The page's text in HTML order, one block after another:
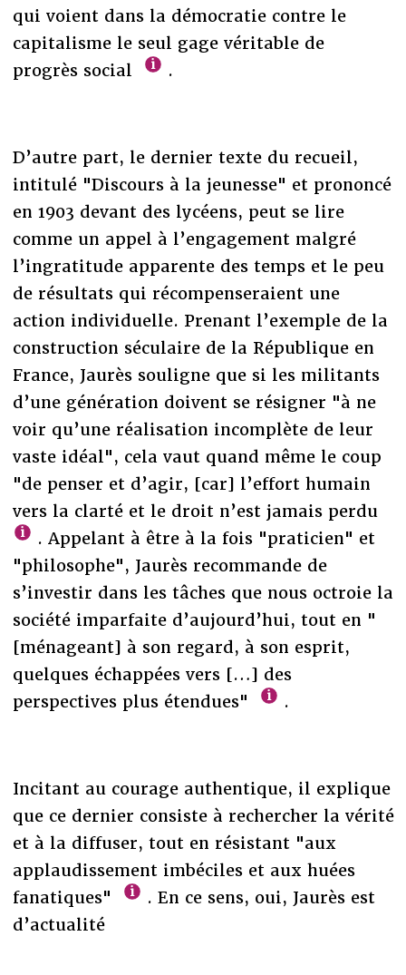
qui voient dans la démocratie contre le
capitalisme le seul gage véritable de
progrès social
.
D’autre part, le dernier texte du recueil,
intitulé "Discours à la jeunesse" et prononcé
en 1903 devant des lycéens, peut se lire
comme un appel à l’engagement malgré
l’ingratitude apparente des temps et le peu
de résultats qui récompenseraient une
action individuelle. Prenant l’exemple de la
construction séculaire de la République en
France, Jaurès souligne que si les militants
d’une génération doivent se résigner "à ne
voir qu’une réalisation incomplète de leur
vaste idéal", cela vaut quand même le coup
"de penser et d’agir, [car] l’effort humain
vers la clarté et le droit n’est jamais perdu
. Appelant à être à la fois "praticien" et
"philosophe", Jaurès recommande de
s’investir dans les tâches que nous octroie la
société imparfaite d’aujourd’hui, tout en "
[ménageant] à son regard, à son esprit,
quelques échappées vers […] des
perspectives plus étendues"
.
Incitant au courage authentique, il explique
que ce dernier consiste à rechercher la vérité
et à la diffuser, tout en résistant "aux
applaudissement imbéciles et aux huées
fanatiques"
. En ce sens, oui, Jaurès est
d’actualité